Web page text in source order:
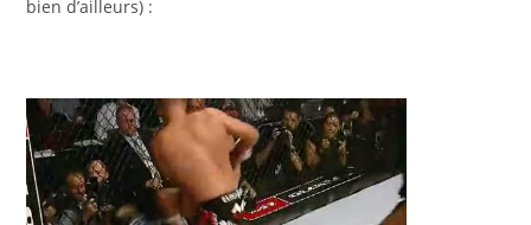
bien d’ailleurs) :